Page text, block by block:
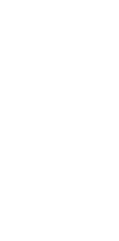
ไม่
ทำ
กี่วันถึง
อยู่ได้